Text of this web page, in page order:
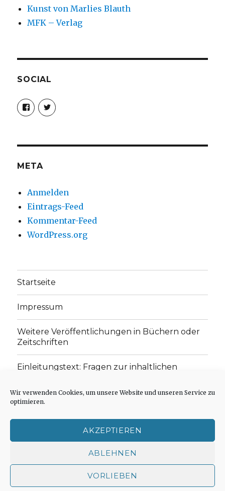
Wir verwenden Cookies, um unsere Website und unseren Service zu
optimieren.
AKZEPTIEREN
ABLEHNEN
VORLIEBEN
Kunst von Marlies Blauth
MFK – Verlag
SOCIAL
Profil
von
christoph.fleischer1
anzeigen
Profil
von
ChristophFl
anzeigen
META
Anmelden
Eintrags-Feed
Kommentar-Feed
WordPress.org
Startseite
Impressum
Weitere Veröffentlichungen in Büchern oder
Zeitschriften
Einleitungstext: Fragen zur inhaltlichen
„schwachen Glaubens“
Cookie-Richtlinie (EU)
Impressum